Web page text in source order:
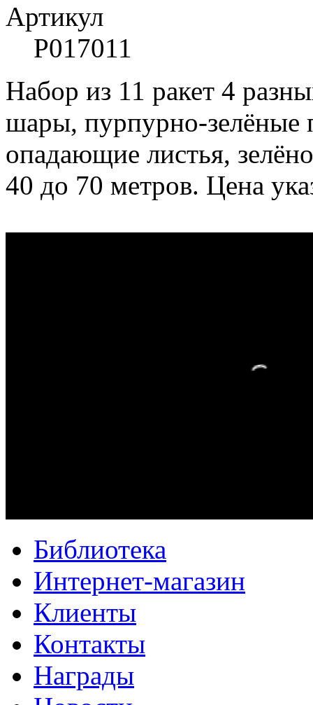
Артикул
Р017011
Набор из 11 ракет 4
шары, пурпурно-зелёные
опадающие листья,
40 до 70 метров. Цена
Библиотека
Интернет-магазин
Клиенты
Контакты
Награды